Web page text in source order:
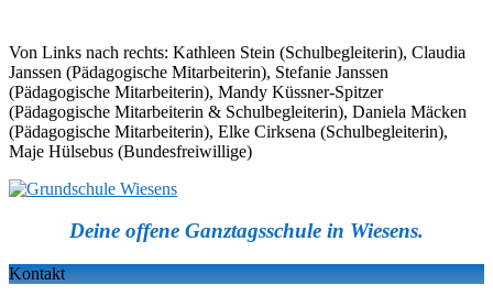
Von Links nach rechts: Kathleen Stein (Schulbegleiterin), Claudia
Janssen (Pädagogische Mitarbeiterin), Stefanie Janssen
(Pädagogische Mitarbeiterin), Mandy Küssner-Spitzer
(Pädagogische Mitarbeiterin & Schulbegleiterin), Daniela Mäcken
(Pädagogische Mitarbeiterin), Elke Cirksena (Schulbegleiterin),
Maje Hülsebus (Bundesfreiwillige)
Deine offene Ganztagsschule in Wiesens.
Kontakt